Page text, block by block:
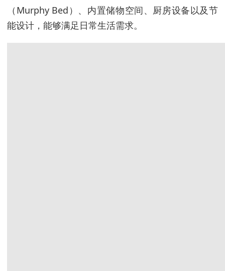
（Murphy Bed）、内置储物空间、厨房设备以及节
能设计，能够满足日常生活需求。